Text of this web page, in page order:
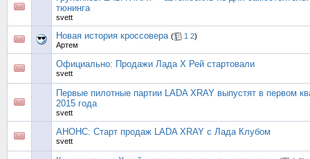
тюнинга
svett
Новая история кроссовера ( 1 2)
Артем
Официально: Продажи Лада Х Рей стартовали
svett
Первые пилотные партии LADA XRAY выпустят в первом
2015 года
svett
АНОНС: Старт продаж LADA XRAY с Лада Клубом
svett